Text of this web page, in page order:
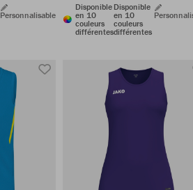
Personnalisable
Disponible
en 10
couleurs
différentes
Disponible
en 10
couleurs
différentes